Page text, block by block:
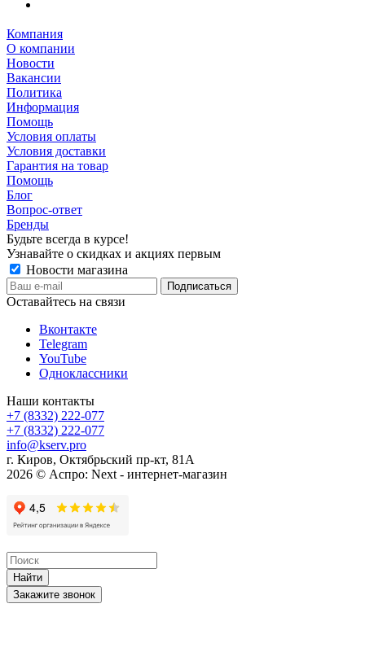
Компания
О компании
Новости
Вакансии
Политика
Информация
Помощь
Условия оплаты
Условия доставки
Гарантия на товар
Помощь
Блог
Вопрос-ответ
Бренды
Будьте всегда в курсе!
Узнавайте о скидках и акциях первым
Новости магазина
Оставайтесь на связи
Вконтакте
Telegram
YouTube
Одноклассники
Наши контакты
+7 (8332) 222-077
+7 (8332) 222-077
info@kserv.pro
г. Киров, Октябрьский пр-кт, 81А
2026 © Аспро: Next - интернет-магазин
Найти
Закажите звонок